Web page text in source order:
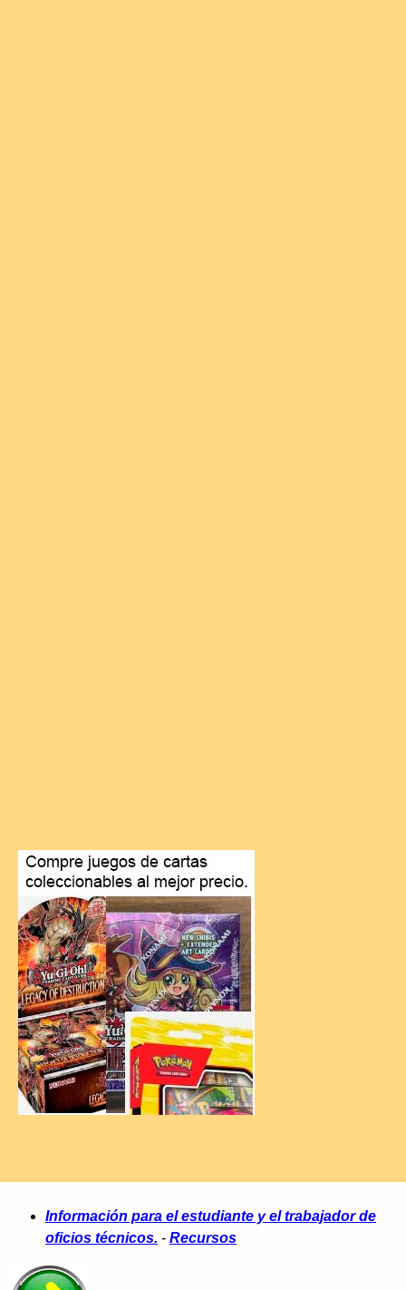
Información para el estudiante y el trabajador de
oficios técnicos. - Recursos